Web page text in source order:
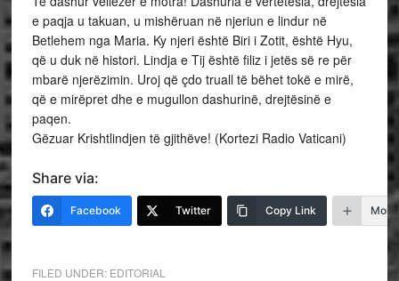
e paqja u takuan, u mishëruan në njeriun e lindur në
Betlehem nga Maria. Ky njeri është Biri i Zotit, është Hyu,
që u duk në histori. Lindja e Tij është filiz i jetës së re për
mbarë njerëzimin. Uroj që çdo truall të bëhet tokë e mirë,
që e mirëpret dhe e mugullon dashurinë, drejtësinë e
paqen.
Gëzuar Krishtlindjen të gjithëve! (Kortezi Radio Vaticani)
Share via:
Facebook Twitter Copy Link More
FILED UNDER: EDITORIAL